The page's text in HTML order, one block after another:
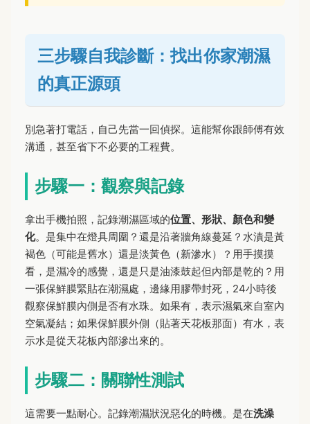
三步驟自我診斷：找出你家潮濕
的真正源頭
別急著打電話，自己先當一回偵探。這能幫你跟師傅有效
溝通，甚至省下不必要的工程費。
步驟一：觀察與記錄
拿出手機拍照，記錄潮濕區域的位置、形狀、顏色和變
化。是集中在燈具周圍？還是沿著牆角線蔓延？水漬是黃
褐色（可能是舊水）還是淡黃色（新滲水）？用手摸摸
看，是濕冷的感覺，還是只是油漆鼓起但內部是乾的？用
一張保鮮膜緊貼在潮濕處，邊緣用膠帶封死，24小時後
觀察保鮮膜內側是否有水珠。如果有，表示濕氣來自室內
空氣凝結；如果保鮮膜外側（貼著天花板那面）有水，表
示水是從天花板內部滲出來的。
步驟二：關聯性測試
這需要一點耐心。記錄潮濕狀況惡化的時機。是在洗澡